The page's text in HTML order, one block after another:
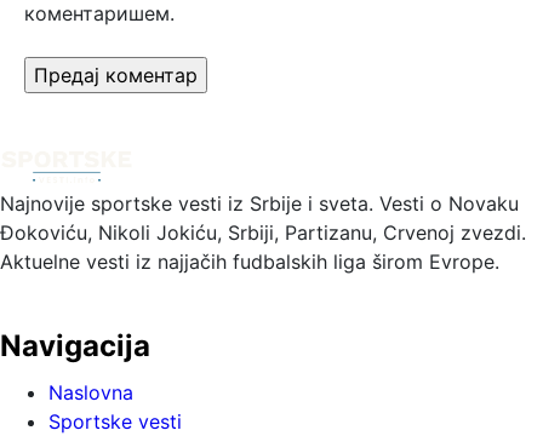
коментаришем.
Najnovije sportske vesti iz Srbije i sveta. Vesti o Novaku
Đokoviću, Nikoli Jokiću, Srbiji, Partizanu, Crvenoj zvezdi.
Aktuelne vesti iz najjačih fudbalskih liga širom Evrope.
Navigacija
Naslovna
Sportske vesti